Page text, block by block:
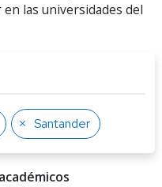
las universidades del
Santander